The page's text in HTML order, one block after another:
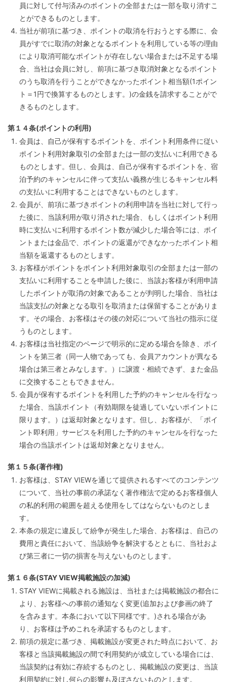
員に対して付与済みのポイントの全部または一部を取り消すこ
とができるものとします。
当社が前項に基づき、ポイントの取消を行おうとする際に、会
員がすでに取消の対象となるポイントを利用している等の理由
により取消可能なポイントが存在しない場合または不足する場
合、当社は会員に対し、前項に基づき取消対象となるポイント
のうち取消を行うことができなかったポイント相当額(1ポイン
ト＝1円で換算するものとします。)の金銭を請求することがで
きるものとします。
第１４条(ポイントの利用)
会員は、自己が保有するポイントを、ポイント利用条件に従い
ポイント利用対象取引の全部または一部の支払いに利用できる
ものとします。但し、会員は、自己が保有するポイントを、宿
泊予約のキャンセルに伴って支払い義務が生じるキャンセル料
の支払いに利用することはできないものとします。
会員が、前項に基づきポイントの利用申請を当社に対して行っ
た後に、当該利用が取り消された場合、もしくはポイント利用
時に支払いに利用するポイント数が減少した場合等には、ポイ
ントまたは金品で、ポイントの返還ができなかったポイント相
当額を返還するものとします。
お客様がポイントをポイント利用対象取引の全部または一部の
支払いに利用することを申請した後に、当該お客様が利用申請
したポイントが取消の対象であることが判明した場合、当社は
当該支払の対象となる取引を取消または保留することがありま
す。その場合、お客様はその後の対応について当社の指示に従
うものとします。
お客様は当社指定のページで明示的に定める場合を除き、ポイ
ントを第三者（同一人物であっても、会員アカウントが異なる
場合は第三者とみなします。）に譲渡・相続できず、また金品
に交換することもできません。
会員が保有するポイントを利用した予約のキャンセルを行なっ
た場合、当該ポイント（有効期限を徒過していないポイントに
限ります。）は返却対象となります。但し、お客様が、「ポイ
ント即利用」サービスを利用した予約のキャンセルを行なった
場合の当該ポイントは返却対象となりません。
第１５条(著作権)
お客様は、STAY VIEWを通じて提供されるすべてのコンテンツ
について、当社の事前の承諾なく著作権法で定めるお客様個人
の私的利用の範囲を超える使用をしてはならないものとしま
す。
本条の規定に違反して紛争が発生した場合、お客様は、自己の
費用と責任において、当該紛争を解決するとともに、当社およ
び第三者に一切の損害を与えないものとします。
第１６条(STAY VIEW掲載施設の加減)
STAY VIEWに掲載される施設は、当社または掲載施設の都合に
より、お客様への事前の通知なく変更(追加および参画の終了
を含みます。本条において以下同様です。)される場合があ
り、お客様は予めこれを承諾するものとします。
前項の規定に基づき、掲載施設が変更された時点において、お
客様と当該掲載施設の間で利用契約が成立している場合には、
当該契約は有効に存続するものとし、掲載施設の変更は、当該
利用契約に対し何らの影響も及ぼさないものとします。